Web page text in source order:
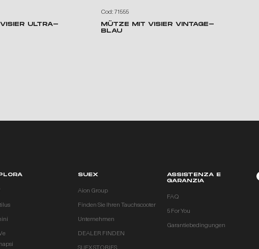
ULTRA-
Cod: 71555
MÜTZE MIT VISIER VINTAGE-
BLAU
SUEX
Aion Group
Finden Sie Ihren Tauchscooter
Unternehmen
DEALER FINDEN
ASSISTENZA E
GARANZIA
FAQ
5 For You
Garantiebedingungen